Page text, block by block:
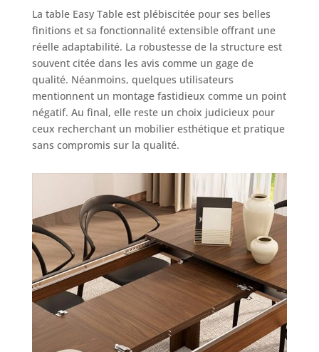
l'espace
environnant une
touche de design.
La table Easy a été
conçue
exclusivement
utilisation en
intérieur.
Fabriqué en Italie
de Mobili Fiver
dispose de
design, de qualité
et de style. Nos
meubles sont
conçus et
fabriqués dans
nos usines
italiennes et ont
hâte de rejoindre
votre maison
La table Easy Table est plébiscitée pour ses belles
finitions et sa fonctionnalité extensible offrant une
réelle adaptabilité. La robustesse de la structure est
souvent citée dans les avis comme un gage de
qualité. Néanmoins, quelques utilisateurs
mentionnent un montage fastidieux comme un point
négatif. Au final, elle reste un choix judicieux pour
ceux recherchant un mobilier esthétique et pratique
sans compromis sur la qualité.